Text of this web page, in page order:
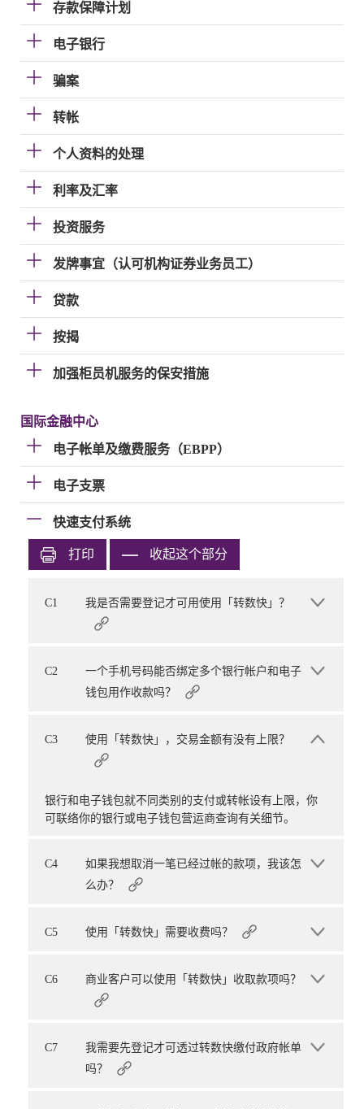
存款保障计划
电子银行
骗案
转帐
个人资料的处理
利率及汇率
投资服务
发牌事宜（认可机构证券业务员工）
贷款
按揭
加强柜员机服务的保安措施
国际金融中心
电子帐单及缴费服务（EBPP）
电子支票
快速支付系统
打印 收起这个部分
C1 我是否需要登记才可用使用「转数快」？
C2
一个手机号码能否绑定多个银行帐户和电子
钱包用作收款吗？
C3 使用「转数快」，交易金额有没有上限？
银行和电子钱包就不同类别的支付或转帐设有上限，你
可联络你的银行或电子钱包营运商查询有关细节。
C4
如果我想取消一笔已经过帐的款项，我该怎
么办？
C5 使用「转数快」需要收费吗？
C6 商业客户可以使用「转数快」收取款项吗？
C7
我需要先登记才可透过转数快缴付政府帐单
吗？